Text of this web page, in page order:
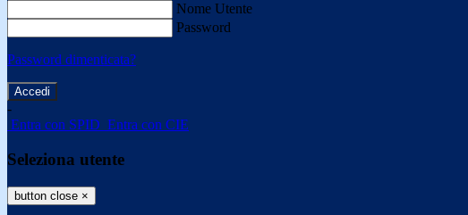
Nome Utente
Password
Password dimenticata?
-
Entra con SPID Entra con CIE
Seleziona utente
button close ×